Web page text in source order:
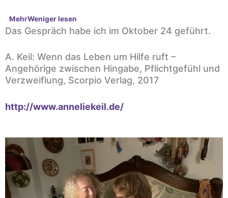
MehrWenigerlesen
Das Gespräch habe ich im Oktober 24 geführt.
A. Keil: Wenn das Leben um Hilfe ruft –
Angehörige zwischen Hingabe, Pflichtgefühl und
Verzweiflung, Scorpio Verlag, 2017
http://www.anneliekeil.de/